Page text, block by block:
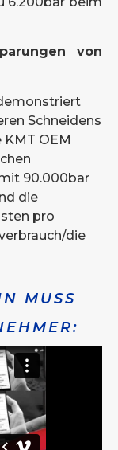
von
Schneidens
OEM
90.000bar
die
pro
die
MUSS